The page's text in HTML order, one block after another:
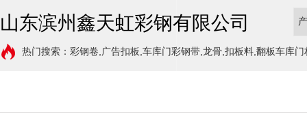
山东滨州鑫天虹彩钢有限公司
热门搜索：彩钢卷,广告扣板,车库门彩钢带,龙骨,扣板料,翻板车库